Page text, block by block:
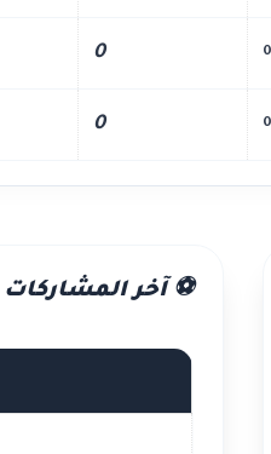
0
0
0
0
⚽ آخر المشاركات